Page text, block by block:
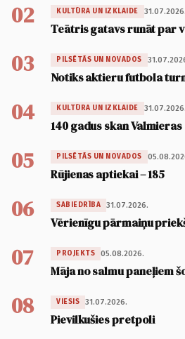
02 KULTŪRA UN IZKLAIDE 31.07.2026.
Teātris gatavs runāt par
03 PILSĒTĀS UN NOVADOS
Notiks aktieru futbola
04 KULTŪRA UN IZKLAIDE 31.07.2026.
140 gadus skan
05 PILSĒTĀS UN NOVADOS
Rūjienas aptiekai – 185
06 SABIEDRĪBA 31.07.2026.
Vērienīgu pārmaiņu
07 PROJEKTS 05.08.2026.
Māja no salmu paneļiem
08 VIESIS 31.07.2026.
Pievilkušies pretpoli